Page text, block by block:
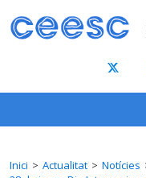
Inici Actualitat
Notícies